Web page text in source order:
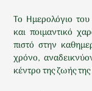
Το Ημερολόγιο του
και ποιμαντικό
πιστό στην
χρόνο,
κέντρο της ζωής